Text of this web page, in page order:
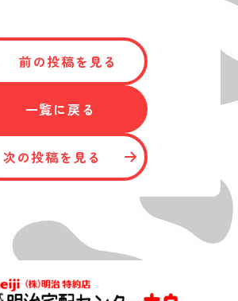
前の投稿を見る
一覧に戻る
次の投稿を見る